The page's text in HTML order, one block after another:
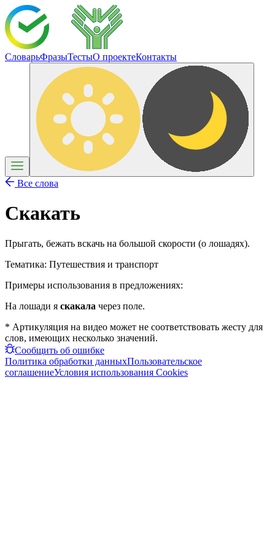
СловарьФразыТестыО проектеКонтакты
Все слова
Скакать
Прыгать, бежать вскачь на большой скорости (о лошадях).
Тематика: Путешествия и транспорт
Примеры использования в предложениях:
На лошади я скакала через поле.
* Артикуляция на видео может не соответствовать жесту для
слов, имеющих несколько значений.
Сообщить об ошибке
Политика обработки данныхПользовательское
соглашениеУсловия использования Cookies